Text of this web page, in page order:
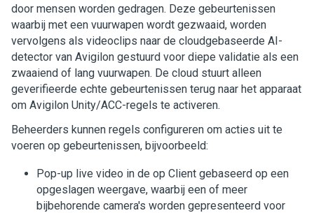
door mensen worden gedragen. Deze gebeurtenissen
waarbij met een vuurwapen wordt gezwaaid, worden
vervolgens als videoclips naar de cloudgebaseerde AI-
detector van Avigilon gestuurd voor diepe validatie als een
zwaaiend of lang vuurwapen. De cloud stuurt alleen
geverifieerde echte gebeurtenissen terug naar het apparaat
om Avigilon Unity/ACC-regels te activeren.
Beheerders kunnen regels configureren om acties uit te
voeren op gebeurtenissen, bijvoorbeeld:
Pop-up live video in de op Client gebaseerd op een
opgeslagen weergave, waarbij een of meer
bijbehorende camera's worden gepresenteerd voor